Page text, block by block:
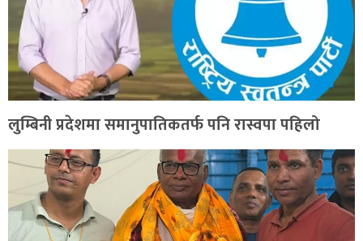
लुम्बिनी प्रदेशमा समानुपातिकतर्फ पनि रास्वपा पहिलो